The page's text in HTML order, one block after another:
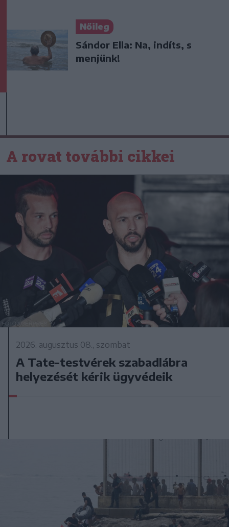
Nőileg
Sándor Ella: Na, indíts, s
menjünk!
A rovat további cikkei
2026. augusztus 08., szombat
A Tate-testvérek szabadlábra
helyezését kérik ügyvédeik